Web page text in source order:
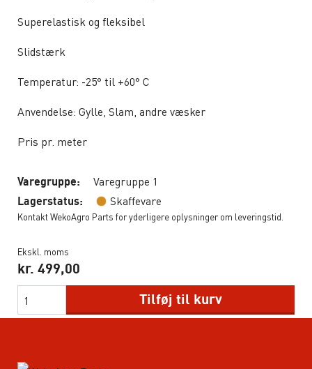
Superelastisk og fleksibel
Slidstærk
Temperatur: -25° til +60° C
Anvendelse: Gylle, Slam, andre væsker
Pris pr. meter
Varegruppe: Varegruppe 1
Lagerstatus: Skaffevare
Kontakt WekoAgro Parts for yderligere oplysninger om leveringstid.
Ekskl. moms
kr. 499,00
Tilføj til kurv